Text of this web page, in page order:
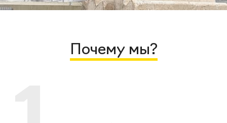
Почему мы?